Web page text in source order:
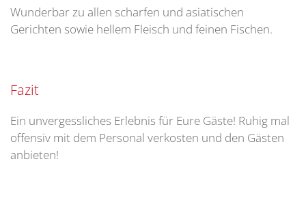
Wunderbar zu allen scharfen und asiatischen
Gerichten sowie hellem Fleisch und feinen Fischen.
Fazit
Ein unvergessliches Erlebnis für Eure Gäste! Ruhig mal
offensiv mit dem Personal verkosten und den Gästen
anbieten!